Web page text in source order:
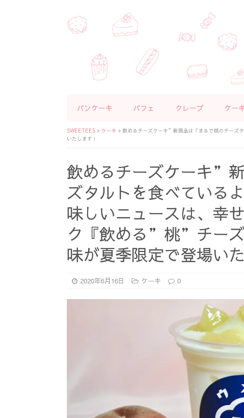
パンケーキ パフェ クレープ ケー
SWEETEES > ケーキ > 飲めるチーズケーキ”新商品は「まるで桃のチーズ
いたします！
飲めるチーズケーキ”
ズタルトを食べている
味しいニュースは、幸
ク『飲める”桃”チー
味が夏季限定で登場い
2020年6月16日 ケーキ 0